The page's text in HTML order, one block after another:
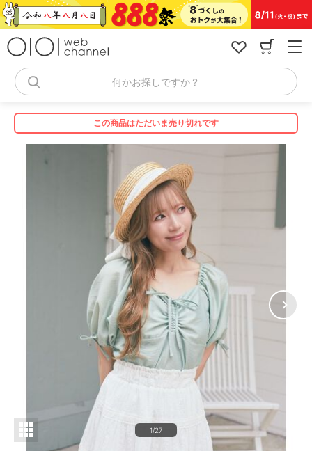
コ
ン
何かお探しですか？
この商品はただいま売り切れです
1/27